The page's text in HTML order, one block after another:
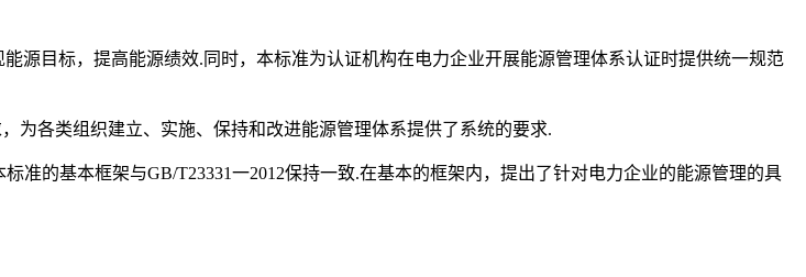
源目标，提高能源绩效.同时，本标准为认证机构在电力企业开展能源管理体系认证时提供统一规范
为各类组织建立、实施、保持和改进能源管理体系提供了系统的要求.
准的基本框架与GB/T23331一2012保持一致.在基本的框架内，提出了针对电力企业的能源管理的具